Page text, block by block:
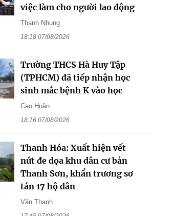
việc làm cho người lao động
Thanh Nhung
18:18 07/08/2026
Trường THCS Hà Huy Tập
(TPHCM) đã tiếp nhận học
sinh mắc bệnh K vào học
Cao Huân
18:16 07/08/2026
Thanh Hóa: Xuất hiện vết
nứt đe dọa khu dân cư bản
Thanh Sơn, khẩn trương sơ
tán 17 hộ dân
Văn Thanh